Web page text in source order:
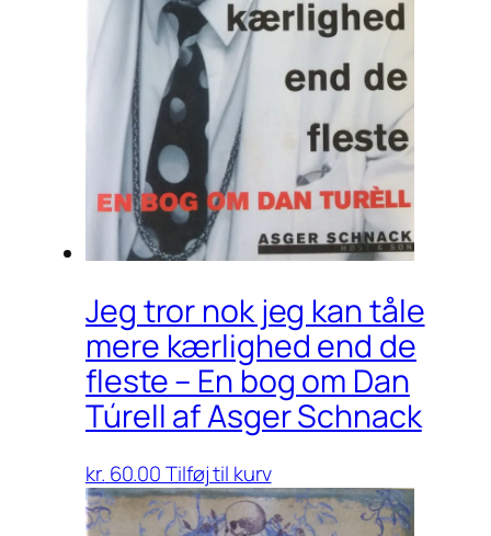
Jeg tror nok jeg kan tåle
mere kærlighed end de
fleste – En bog om Dan
Túrell af Asger Schnack
kr. 60.00Tilføj til kurv